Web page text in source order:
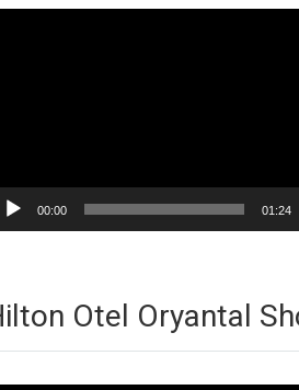
00:00 01:24
Otel Oryantal